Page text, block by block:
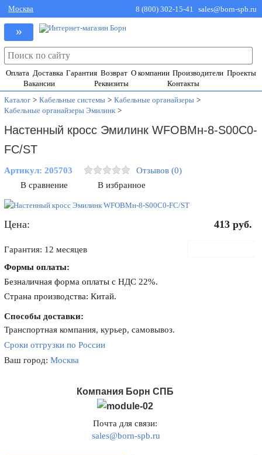
Москва 8 (800) 302-15-41 sales@born-spb.ru
»
Оплата Доставка Гарантия Возврат О компании Производители Проекты
Вакансии
Реквизиты
Контакты
Каталог > Кабельные системы > Кабельные органайзеры >
Кабельные органайзеры Эмилинк >
Настенный кросс Эмилинк WFOBMн-8-S00C0-
FC/ST
Артикул:205703
Отзывов (0)
В сравнение
В избранное
Цена: 413 руб.
Гарантия: 12 месяцев
Формы оплаты:
Безналичная форма оплаты с НДС 22%.
Страна производства: Китай.
Способы доставки:
Транспортная компания, курьер, самовывоз.
Сроки отгрузки по России
Ваш город:Москва
Компания Борн СПБ
Почта для связи:
sales@born-spb.ru